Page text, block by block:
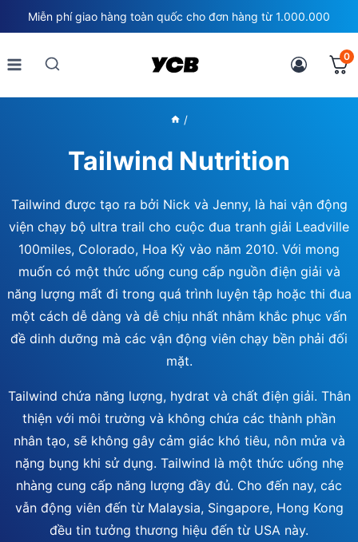
to
content
Miễn phí giao hàng toàn quốc cho đơn hàng từ 1.000.000
0
/
Tailwind Nutrition
Tailwind được tạo ra bởi Nick và Jenny, là hai vận động
viện chạy bộ ultra trail cho cuộc đua tranh giải Leadville
100miles, Colorado, Hoa Kỳ vào năm 2010. Với mong
muốn có một thức uống cung cấp nguồn điện giải và
năng lượng mất đi trong quá trình luyện tập hoặc thi đua
một cách dễ dàng và dễ chịu nhất nhằm khắc phục vấn
đề dinh dưỡng mà các vận động viên chạy bền phải đối
mặt.
Tailwind chứa năng lượng, hydrat và chất điện giải. Thân
thiện với môi trường và không chứa các thành phần
nhân tạo, sẽ không gây cảm giác khó tiêu, nôn mửa và
nặng bụng khi sử dụng. Tailwind là một thức uống nhẹ
nhàng cung cấp năng lượng đầy đủ. Cho đến nay, các
vẫn động viên đến từ Malaysia, Singapore, Hong Kong
đều tin tưởng thương hiệu đến từ USA này.